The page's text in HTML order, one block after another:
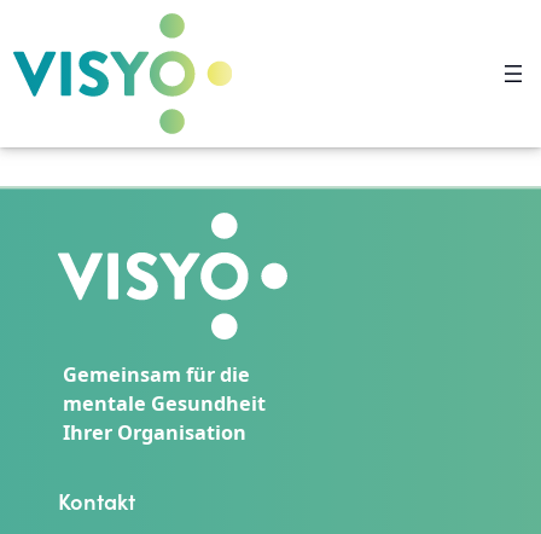
Gemeinsam für die
mentale Gesundheit
Ihrer Organisation
Kontakt